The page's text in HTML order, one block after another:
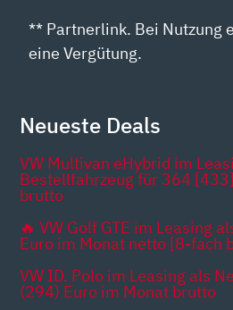
** Partnerlink. Bei Nutzung
eine Vergütung.
Neueste Deals
VW Multivan eHybrid im
Bestellfahrzeug für 364
brutto
🔥 VW Golf GTE im Leasing
Euro im Monat netto [8-fach
VW ID. Polo im Leasing als
(294) Euro im Monat brutto